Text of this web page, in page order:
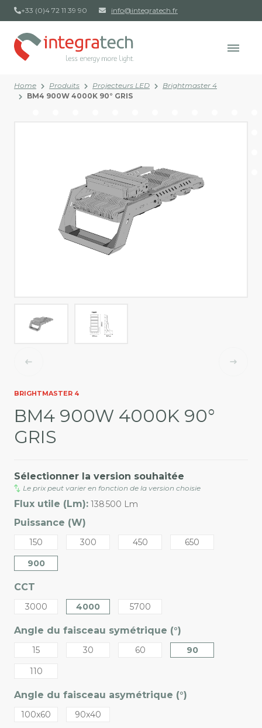
+33 (0)4 72 11 39 90 info@integratech.fr
Home Produits Projecteurs LED
Brightmaster 4
BM4 900W 4000K 90° GRIS
BRIGHTMASTER 4
BM4 900W 4000K 90°
GRIS
Sélectionner la version souhaitée
Le prix peut varier en fonction de la version choisie
Flux utile (Lm): 138 500 Lm
Puissance (W)
150 300 450
650
900
CCT
3000 4000 5700
Angle du faisceau symétrique (°)
15 30 60
90
110
Angle du faisceau asymétrique (°)
100x60 90x40